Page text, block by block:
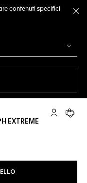
contenuti specifici
L'account
Il tuo
EXTREME